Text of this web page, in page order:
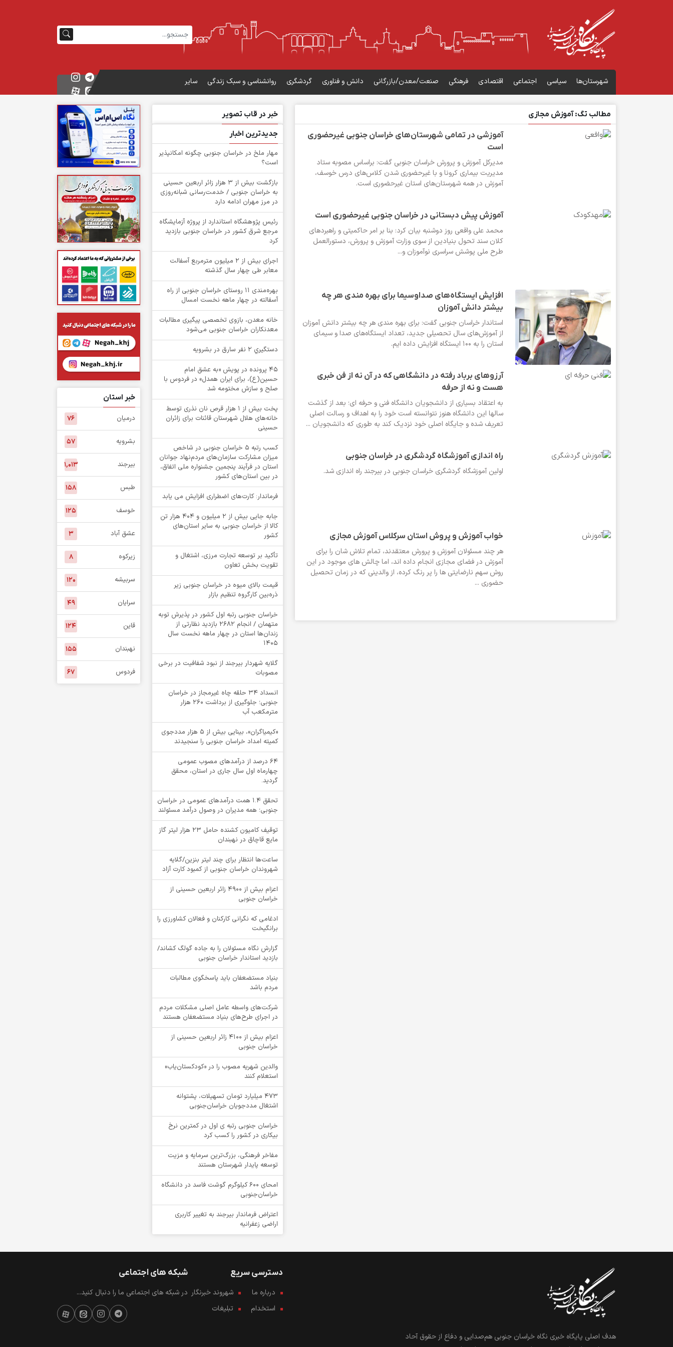
شهرستان‌ها سیاسی اجتماعی اقتصادی فرهنگی صنعت/معدن/بازرگانی دانش و فناوری گردشگری روانشناسی و سبک زندگی سایر
مطالب تگ: آموزش مجازی
آموزشی در تمامی شهرستان‌های خراسان جنوبی غیرحضوری
است
مدیرکل آموزش و پرورش خراسان جنوبی گفت: براساس مصوبه ستاد
مدیریت بیماری کرونا و با غیرحضوری شدن کلاس‌های درس خوسف،
آموزش در همه شهرستان‌های استان غیرحضوری است.
آموزش پیش ‌دبستانی در خراسان جنوبی غیرحضوری است
محمد علی واقعی روز دوشنبه بیان کرد: بنا بر امر حاکمیتی و راهبردهای
کلان سند تحول بنیادین از سوی وزارت آموزش ‌و پرورش، دستورالعمل
طرح ملی پوشش سراسری نوآموزان و...
افزایش ایستگاه‌های صداوسیما برای بهره مندی هر چه
بیشتر دانش آموزان
استاندار خراسان جنوبی گفت: برای بهره مندی هر چه بیشتر دانش آموزان
از آموزش‌های سال تحصیلی جدید، تعداد ایستگاه‌های صدا و سیمای
استان را به ۱۰۰ ایستگاه افزایش داده ایم.
آرزوهای برباد رفته در دانشگاهی که در آن نه از فن خبری
هست و نه از حرفه
به اعتقاد بسیاری از دانشجویان دانشگاه فنی و حرفه ای؛ بعد از گذشت
سالها این دانشگاه هنوز نتوانسته است خود را به اهداف و رسالت اصلی
تعریف شده و جایگاه اصلی خود نزدیک کند به طوری که دانشجویان ...
راه اندازی آموزشگاه گردشگری در خراسان جنوبی
اولین آموزشگاه گردشگری خراسان جنوبی در بیرجند راه اندازی شد.
خواب آموزش و پروش استان سرکلاس آموزش مجازی
هر چند مسئولان آموزش و پرورش معتقدند، تمام تلاش شان را برای
آموزش در فضای مجازی انجام داده اند، اما چالش های موجود در این
روش سهم نارضایتی ها را پر رنگ کرده، از والدینی که در زمان تحصیل
حضوری ...
خبر در قاب تصویر
جدیدترین اخبار
‌مهار ملخ در خراسان جنوبی چگونه امکانپذیر
است؟
بازگشت بیش از ۳ هزار زائر اربعین حسینی
به خراسان جنوبی / خدمت‌رسانی شبانه‌روزی
در مرز مهران ادامه دارد
رئیس پژوهشگاه استاندارد از پروژه آزمایشگاه
مرجع شرق کشور در خراسان جنوبی بازدید
کرد
اجرای بیش از ۲ میلیون مترمربع آسفالت
معابر طی چهار سال گذشته
بهره‌مندی ۱۱ روستای خراسان جنوبی از راه
آسفالته در چهار ماهه نخست امسال
خانه معدن، بازوی تخصصی پیگیری مطالبات
معدنکاران خراسان جنوبی می‌شود
دستگيري 2 نفر سارق در بشرويه
۴۵ پرونده در پویش «به عشق امام
حسین(ع)، برای ایران همدل» در فردوس با
صلح و سازش مختومه شد
پخت بیش از 1 هزار قرص نان نذری توسط
خانه‌های هلال شهرستان قائنات برای زائران
حسینی
کسب رتبه ۵ خراسان جنوبی در شاخص
میزان مشارکت سازمان‌های مردم‌نهاد جوانان
استان در فرآیند پنجمین جشنواره ملی اتفاق،
در بین استان‌های کشور
فرماندار: کارت‌های اضطراری افزایش می یابد
جابه جایی بیش از 2 میلیون و 404 هزار تن
کالا از خراسان جنوبی به سایر استان‌های
کشور
تأکید بر توسعه تجارت مرزی، اشتغال و
تقویت بخش تعاون
قیمت بالای میوه در خراسان جنوبی زیر
ذره‌بین کارگروه تنظیم بازار
خراسان جنوبی رتبه اول کشور در پذیرش توبه
متهمان / انجام ۲۶۸۲ بازدید نظارتی از
زندان‌ها استان در چهار ماهه نخست سال
1405
گلایه شهردار بیرجند از نبود شفافیت در برخی
مصوبات
انسداد ۳۴ حلقه چاه غیرمجاز در خراسان
جنوبی؛ جلوگیری از برداشت ۲۶۰ هزار
مترمکعب آب
«کیمیاگران»، بینایی بیش از ۵ هزار مددجوی
کمیته امداد خراسان جنوبی را سنجیدند
64 درصد از درآمدهای مصوب عمومی
چهارماه اول سال جاری در استان، محقق
گردید.
تحقق ۱.۴ همت درآمدهای عمومی در خراسان
جنوبی؛ همه مدیران در وصول درآمد مسئولند
توقيف کامیون کشنده حامل 23 هزار لیتر گاز
مایع قاچاق در نهبندان
ساعت‌ها انتظار برای چند لیتر بنزین/گلایه
شهروندان خراسان جنوبی از کمبود کارت آزاد
اعزام بیش از 4900 زائر اربعین حسینی از
خراسان جنوبی
ادغامی که نگرانی کارکنان و فعالان کشاورزی را
برانگیخت
گزارش نگاه مسئولان را به جاده گولگ کشاند/
بازدید استاندار خراسان جنوبی
بنیاد مستضعفان باید پاسخگوی مطالبات
مردم باشد
شرکت‌های واسطه عامل اصلی مشکلات مردم
در اجرای طرح‌های بنیاد مستضعفان هستند
اعزام بیش از 4100 زائر اربعین حسینی از
خراسان جنوبی
والدین شهریه مصوب را در «کودکستان‌یاب»
استعلام کنند
۴۷۳ میلیارد تومان تسهیلات، پشتوانه
اشتغال مددجویان خراسان‌جنوبی
خراسان جنوبی رتبه ی اول در کمترین نرخ
بیکاری در کشور را کسب کرد
مفاخر فرهنگی، بزرگ‌ترین سرمایه و مزیت
توسعه پایدار شهرستان هستند
امحای ۶۰۰ کیلوگرم گوشت فاسد در دانشگاه
خراسان‌جنوبی
اعتراض فرماندار بیرجند به تغییر کاربری
اراضی زعفرانیه
خبر استان
درمیان ۷۶
بشرویه ۵۷
بیرجند ۱,۰۱۳
طبس ۱۵۸
خوسف ۱۲۵
عشق آباد ۳
زیرکوه ۸
سربیشه ۱۲۰
سرایان ۴۹
قاین ۱۲۴
نهبندان ۱۵۵
فردوس ۶۷
هدف اصلی پایگاه خبری نگاه خراسان جنوبی هم‌صدایی و دفاع از حقوق آحاد
دسترسی سریع
درباره ما
شهروند خبرنگار
استخدام
تبلیغات
شبکه های اجتماعی
در شبکه های اجتماعی ما را دنبال کنید...